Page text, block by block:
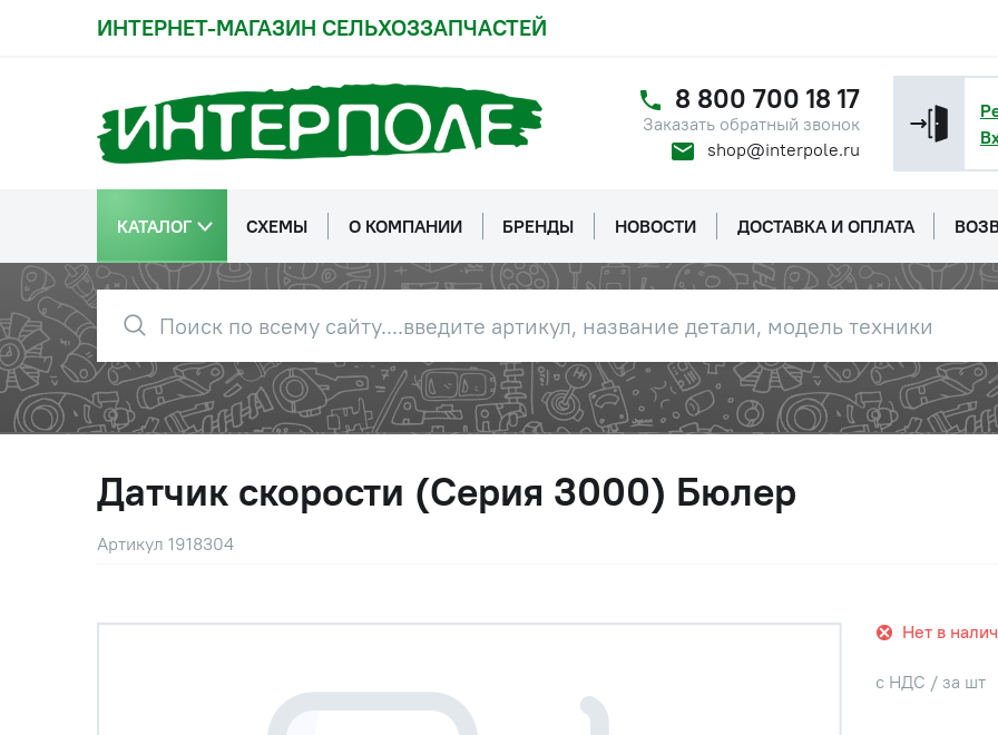
ИНТЕРНЕТ-МАГАЗИН СЕЛЬХОЗЗАПЧАСТЕЙ
8 800 700 18 17
Заказать обратный звонок
shop@interpole.ru
КАТАЛОГ СХЕМЫ О КОМПАНИИ БРЕНДЫ НОВОСТИ ДОСТАВКА И ОПЛАТА
Датчик скорости (Серия 3000) Бюлер
Артикул 1918304
Нет в
с НДС / за шт